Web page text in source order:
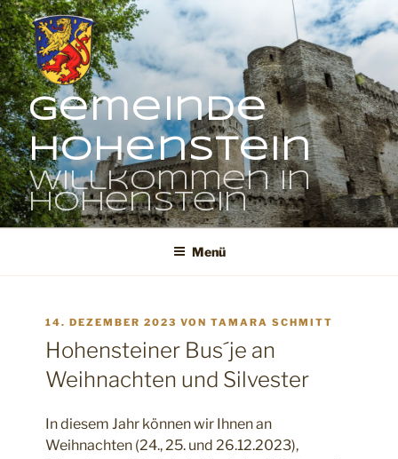
Zum
Inhalt
springen
Gemeinde
Hohenstein
Willkommen in
Hohenstein
Menü
VERÖFFENTLICHT
AM
14. DEZEMBER 2023 VONTAMARA SCHMITT
Hohensteiner Bus´je an
Weihnachten und Silvester
In diesem Jahr können wir Ihnen an
Weihnachten (24., 25. und 26.12.2023),